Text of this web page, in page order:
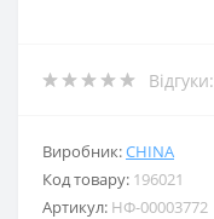
Відгуки:
Виробник:CHINA
Код товару: 196021
Артикул: НФ-00003772